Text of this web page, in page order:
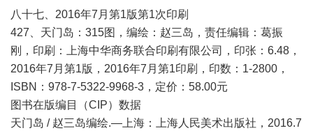
八十七、2016年7月第1版第1次印刷
427、天门岛：315图，编绘：赵三岛，责任编辑：葛振
刚，印刷：上海中华商务联合印刷有限公司，印张：6.48，
2016年7月第1版，2016年7月第1印刷，印数：1-2800，
ISBN：978-7-5322-9968-3，定价：58.00元
图书在版编目（CIP）数据
天门岛 / 赵三岛编绘.—上海：上海人民美术出版社，2016.7